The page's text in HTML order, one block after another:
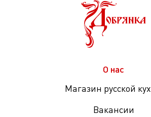
О нас
Магазин русской
Вакансии